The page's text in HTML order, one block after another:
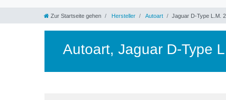
Zur Startseite gehen Hersteller Autoart Jaguar D-Type L.M.
Autoart, Jaguar D-Type